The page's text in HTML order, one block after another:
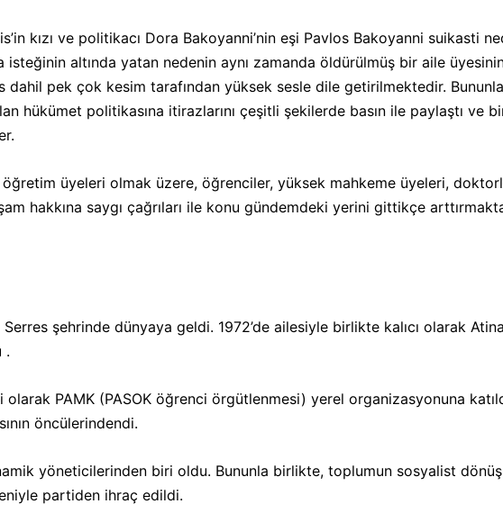
kızı ve politikacı Dora Bakoyanni’nin eşi Pavlos Bakoyanni suikasti
isteğinin altında yatan nedenin aynı zamanda öldürülmüş bir aile
pek çok kesim tarafından yüksek sesle dile getirilmektedir.
hükümet politikasına itirazlarını çeşitli şekilerde basın ile paylaştı ve
üyeleri olmak üzere, öğrenciler, yüksek mahkeme üyeleri,
hakkına saygı çağrıları ile konu gündemdeki yerini gittikçe
Serres şehrinde dünyaya geldi. 1972’de ailesiyle birlikte kalıcı olarak
.
PAMK (PASOK öğrenci örgütlenmesi) yerel organizasyonuna
öncülerindendi.
yöneticilerinden biri oldu. Bununla birlikte, toplumun sosyalist
partiden ihraç edildi.